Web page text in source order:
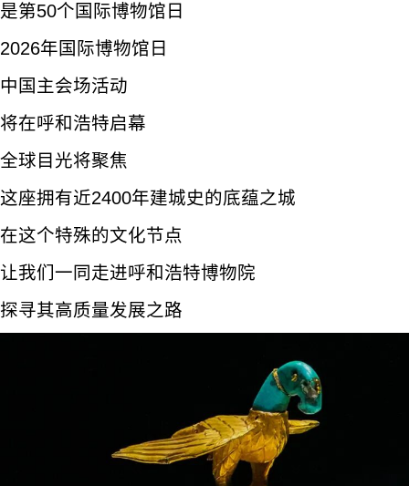
是第50个国际博物馆日
2026年国际博物馆日
中国主会场活动
将在呼和浩特启幕
全球目光将聚焦
这座拥有近2400年建城史的底蕴之城
在这个特殊的文化节点
让我们一同走进呼和浩特博物院
探寻其高质量发展之路